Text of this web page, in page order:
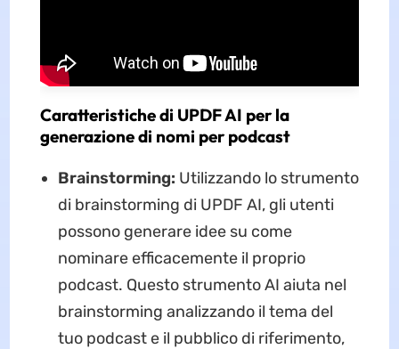
Caratteristiche di UPDF AI per la
generazione di nomi per podcast
Brainstorming: Utilizzando lo strumento
di brainstorming di UPDF AI, gli utenti
possono generare idee su come
nominare efficacemente il proprio
podcast. Questo strumento AI aiuta nel
brainstorming analizzando il tema del
tuo podcast e il pubblico di riferimento,